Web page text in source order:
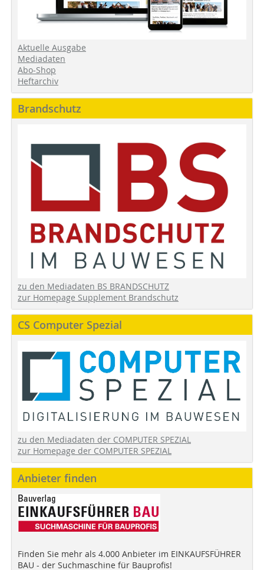
Aktuelle Ausgabe
Mediadaten
Abo-Shop
Heftarchiv
Brandschutz
zu den Mediadaten BS BRANDSCHUTZ
zur Homepage Supplement Brandschutz
CS Computer Spezial
zu den Mediadaten der COMPUTER SPEZIAL
zur Homepage der COMPUTER SPEZIAL
Anbieter finden
Finden Sie mehr als 4.000 Anbieter im EINKAUFSFÜHRER
BAU - der Suchmaschine für Bauprofis!